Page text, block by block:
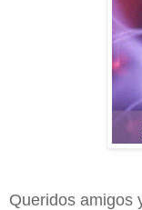
Queridos amigos